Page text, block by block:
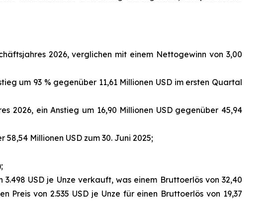
2026, verglichen mit einem Nettogewinn von 3,00
um 93 % gegenüber 11,61 Millionen USD im ersten Quartal
2026, ein Anstieg um 16,90 Millionen USD gegenüber 45,94
Millionen USD zum 30. Juni 2025;
USD je Unze verkauft, was einem Bruttoerlös von 32,40
Preis von 2.535 USD je Unze für einen Bruttoerlös von 19,37